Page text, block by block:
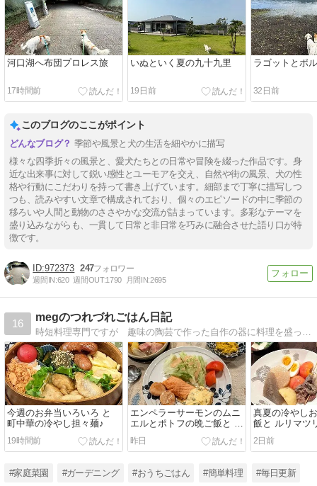
河口湖へ布団プロレス旅
17時間前
いぬといく夏の九十九里
19日前
ラゴットとポ
32日前
このブログのここがポイント
季節や風景と犬の生活を細やかに描写
様々な四季折々の風景と、愛犬たちとの日常や冒険を綴った作品です。身
近な出来事に対して鋭い感性とユーモアを交え、自然や街の風景、犬の性
格や行動にこだわりを持って書き上げています。細部まで丁寧に描写しつ
つも、読みやすい文章で構成されており、個々のエピソードの中に季節の
移ろいや人間と動物のささやかな交流が詰まっています。多彩なテーマを
盛り込みながらも、一貫して日常と非日常を巧みに融合させた語り口が特
徴です。
972373 247
週間IN:620 週間OUT:1790 月間IN:2695
16
megのつれづれごはん日記
時短料理専門ですが 趣味の陶芸で作った自作の器に料理を盛って楽しんでます。３６０坪の自宅で咲く季節の花々も紹介してます。家庭菜園もしてますよ。
今週のお弁当いろいろ と
町中華の冷やし担々麺♪
19時間前
エンペラーサーモンのムニ
エルとポトフの晩ご飯と 百
日紅の花♪
昨日
真夏の冷やし
飯と ルリマツ
2日前
#家庭菜園 #ガーデニング #おうちごはん #簡単料理 #毎日更新